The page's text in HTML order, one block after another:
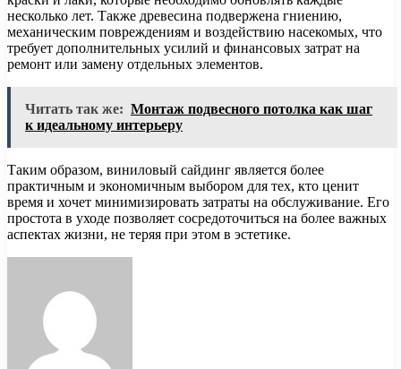
несколько лет. Также древесина подвержена гниению,
механическим повреждениям и воздействию насекомых, что
требует дополнительных усилий и финансовых затрат на
ремонт или замену отдельных элементов.
Читать так же: Монтаж подвесного потолка как шаг
к идеальному интерьеру
Таким образом, виниловый сайдинг является более
практичным и экономичным выбором для тех, кто ценит
время и хочет минимизировать затраты на обслуживание. Его
простота в уходе позволяет сосредоточиться на более важных
аспектах жизни, не теряя при этом в эстетике.